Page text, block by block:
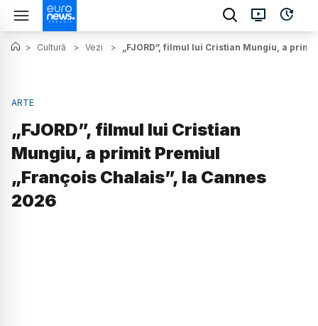
> Cultură > Vezi > „FJORD”, filmul lui Cristian Mungiu, a
ARTE
„FJORD”, filmul lui Cristian
Mungiu, a primit Premiul
„François Chalais”, la Cannes
2026